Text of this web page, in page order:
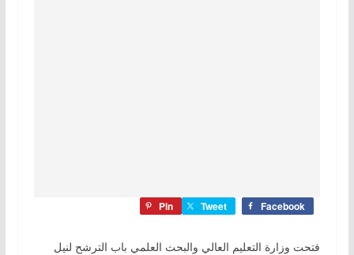
Facebook
Tweet
Pin
فتحت وزارة التعليم العالي والبحث العلمي باب الترشح لنيل